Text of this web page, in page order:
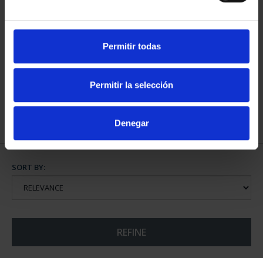
Permitir todas
Permitir la selección
Denegar
SPANISH CAPITALS -
€73.00
SPANISH CAPITALS -
€73.00
SORT BY:
REFINE